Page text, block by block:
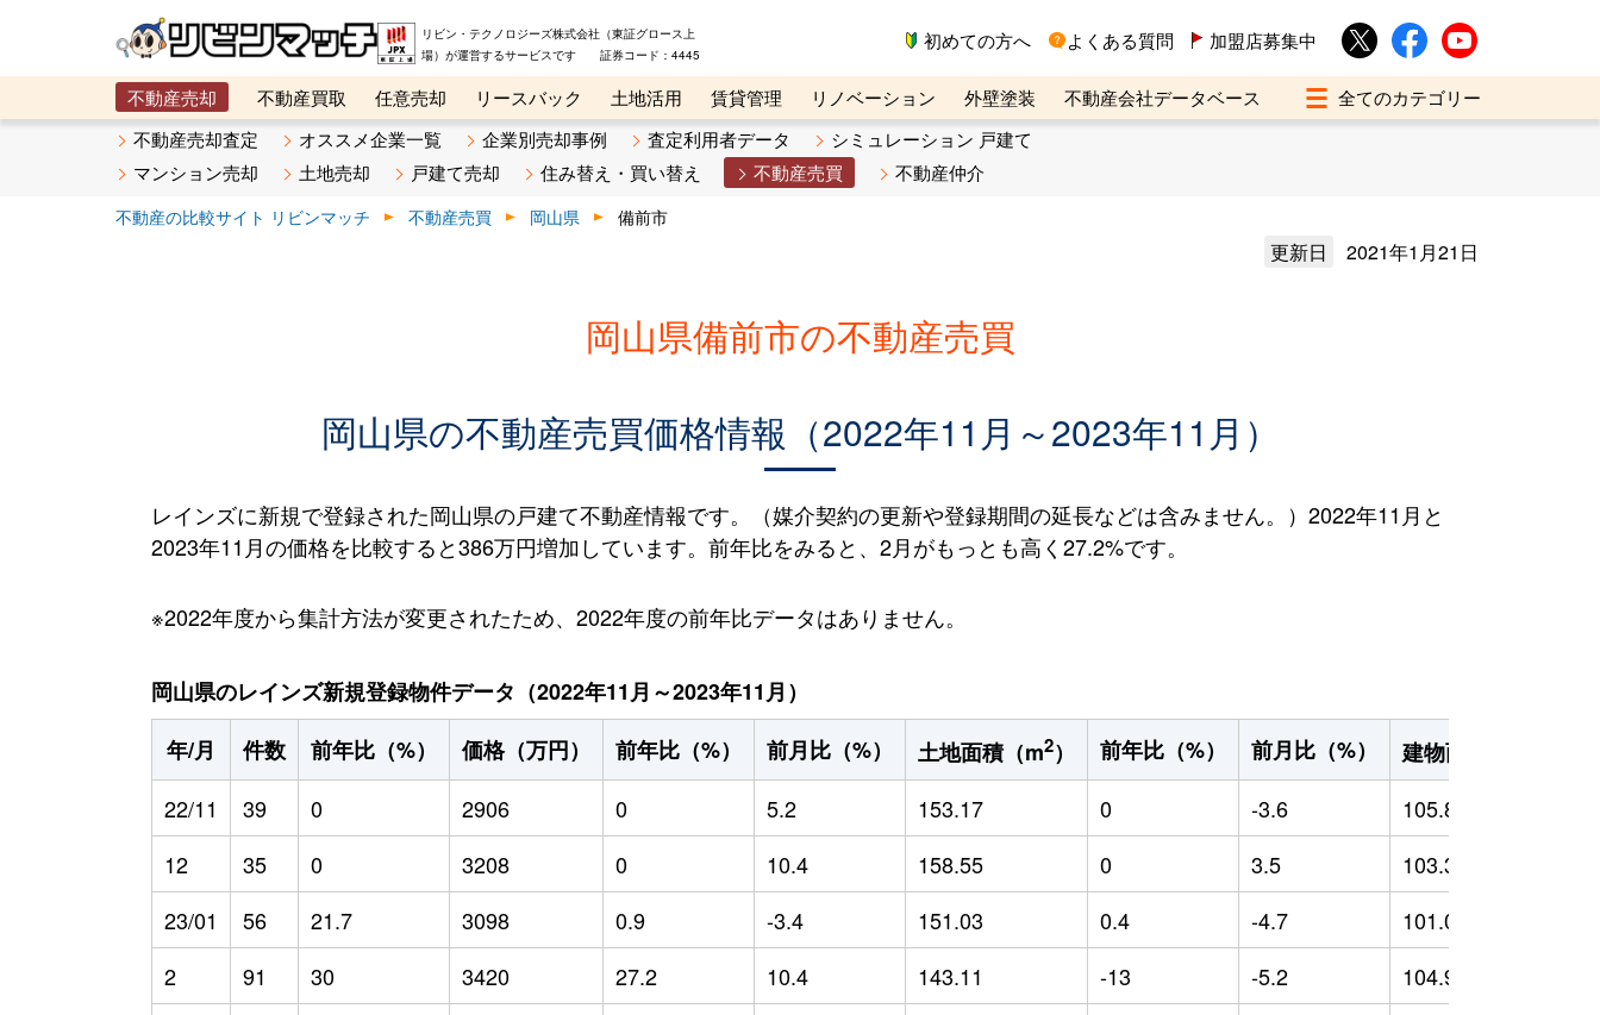
リビン・テクノロジーズ株式会社（東証グロース上
場）が運営するサービスです 証券コード：4445
初めての方へ よくある質問 加盟店募集中
不動産売却 不動産買取 任意売却 リースバック 土地活用 賃貸管理 リノベーション 外壁塗装
不動産会社データベース
メタ住宅展示場
ベスト不動産カンパニー オンライン講座 リビンマガジンBiz 不動産売却ご相談デスク
不動産売却査定 オススメ企業一覧 企業別売却事例 査定利用者データ
シミュレーション 戸建て
マンション売却
土地売却 戸建て売却 住み替え・買い替え 不動産売買 不動産仲介
不動産の比較サイト リビンマッチ 不動産売買 岡山県 備前市
更新日 2021年1月21日
岡山県備前市の不動産売買
岡山県の不動産売買価格情報（2022年11月～2023年11月）
レインズに新規で登録された岡山県の戸建て不動産情報です。（媒介契約の更新や登録期間の延長などは含みません。）2022年11月と
2023年11月の価格を比較すると386万円増加しています。前年比をみると、2月がもっとも高く27.2%です。
※2022年度から集計方法が変更されたため、2022年度の前年比データはありません。
岡山県のレインズ新規登録物件データ（2022年11月～2023年11月）
年/月
件数 前年比（%） 価格（万円） 前年比（%） 前月比（%） 土地面積（m2） 前年比（%） 前月比（%） 建物面積（m
22/11
39 0 2906 0 5.2 153.17 0 -3.6 105.85
12
35 0 3208 0 10.4 158.55 0 3.5 103.32
23/01
56 21.7 3098 0.9 -3.4 151.03 0.4 -4.7 101.05
2
91 30 3420 27.2 10.4 143.11 -13 -5.2 104.94